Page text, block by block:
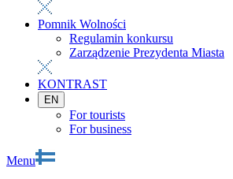
Pomnik Wolności
Regulamin konkursu
Zarządzenie Prezydenta Miasta
KONTRAST
EN
For tourists
For business
Menu